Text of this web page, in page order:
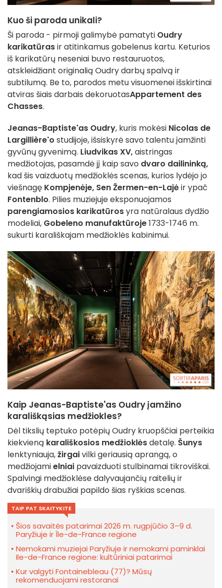
Kuo ši paroda unikali?
Ši paroda - pirmoji galimybė pamatyti Oudry
karikatūrasir atitinkamus gobelenus kartu. Keturios
iš karikatūrų neseniai buvo restauruotos,
atskleidžiant originalią Oudry darbų spalvą ir
subtilumą. Be to, parodos metu visuomenei išskirtinai
atviras šiais darbais dekoruotasAppartement des
Chasses.
Jeanas-Baptiste'as Oudry, kuris mokėsi Nicolas de
Largillière'o studijoje, išsiskyrė savo talentu įamžinti
gyvūnų gyvenimą. Liudvikas XV,aistringas
medžiotojas, pasamdė jį kaip savo dvaro dailininką,
kad šis vaizduotų medžioklės scenas, kurios lydėjo jo
viešnagę Kompjenėje, Sen Žermen-en-Lajėir ypač
Fontenblo. Pilies muziejuje eksponuojamos
parengiamosios karikatūrosyra natūralaus dydžio
modeliai, Gobeleno manufaktūroje1733-1746 m.
sukurti karališkajam medžioklės kabinimui.
Kaip Jeanas-Baptiste'as Oudry įamžino
karališkąsias medžiokles?
Dėl tikslių teptuko potėpių Oudry kruopščiai perteikia
kiekvieną karališkosios medžioklėsdetalę. Šunys
lenktyniauja,žirgaivilki geriausią aprangą, o
medžiojamielniai pavaizduoti stulbinamai tikroviškai.
Spalvingi medžioklėse dalyvaujančių raitelių ir
dvariškių drabužiai papildo šias ryškias scenas.
TAIP PAT SKAITYKITE
Šios savaitės patarimai 2026 m. rugpjūčio 3–9 d.
Paryžiuje ir Île-de-France regione
Nemokami muziejai Paryžiuje ir nemokami paminklai
Ile-de-France regione: kultūriniai patarimai
Kur valgyti Fontainebleau (77)? Mūsų
rekomenduojami restoranai